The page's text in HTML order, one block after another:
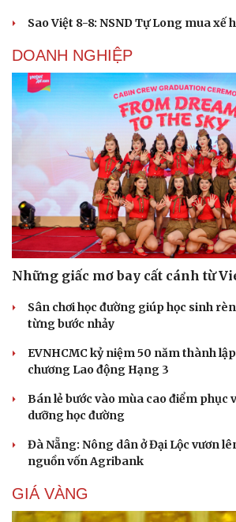
Sao Việt 8-8: NSND Tự Long mua xế
DOANH NGHIỆP
Những giấc mơ bay cất cánh từ
Sân chơi học đường giúp học sinh
từng bước nhảy
EVNHCMC kỷ niệm 50 năm thành
chương Lao động Hạng 3
Bán lẻ bước vào mùa cao điểm phục
dưỡng học đường
Đà Nẵng: Nông dân ở Đại Lộc vươn
nguồn vốn Agribank
GIÁ VÀNG